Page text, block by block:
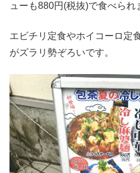
ューも880円(税抜)で食べられ
エビチリ定食やホイコーロ定
がズラリ勢ぞろいです。